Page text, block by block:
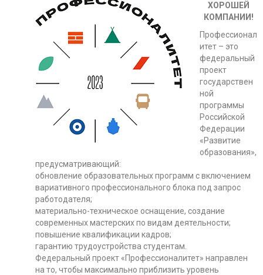
ХОРОШЕЙ
КОМПАНИИ!
Профессионал
итет – это
федеральный
проект
государствен
ной
программы
Российской
Федерации
«Развитие
образования»,
предусматривающий:
обновление образовательных программ с включением
вариативного профессионального блока под запрос
работодателя;
материально-техническое оснащение, создание
современных мастерских по видам деятельности;
повышение квалификации кадров;
гарантию трудоустройства студентам.
Федеральный проект «Профессионалитет» направлен
на то, чтобы максимально приблизить уровень